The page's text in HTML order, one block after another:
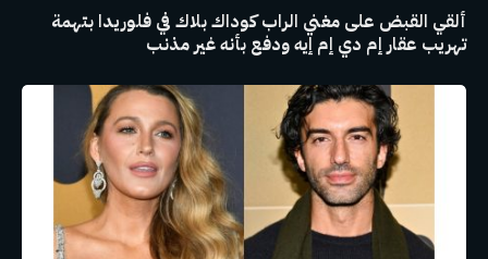
ألقي القبض على مغني الراب كوداك بلاك في فلوريدا بتهمة
تهريب عقار إم دي إم إيه ودفع بأنه غير مذنب